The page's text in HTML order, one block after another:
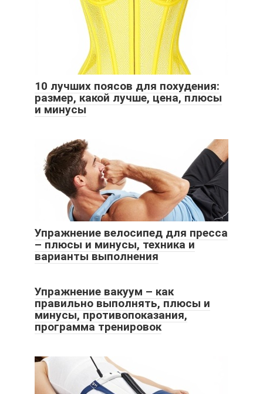
10 лучших поясов для похудения:
размер, какой лучше, цена, плюсы
и минусы
Упражнение велосипед для пресса
– плюсы и минусы, техника и
варианты выполнения
Упражнение вакуум – как
правильно выполнять, плюсы и
минусы, противопоказания,
программа тренировок